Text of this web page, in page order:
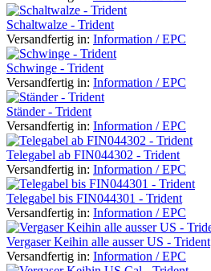
Schaltwalze - Trident
Versandfertig in: Information / EPC
Schwinge - Trident
Versandfertig in: Information / EPC
Ständer - Trident
Versandfertig in: Information / EPC
Telegabel ab FIN044302 - Trident
Versandfertig in: Information / EPC
Telegabel bis FIN044301 - Trident
Versandfertig in: Information / EPC
Vergaser Keihin alle ausser US - Trident
Versandfertig in: Information / EPC